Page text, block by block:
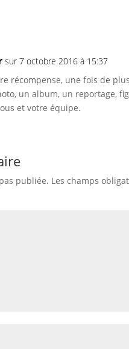
sur 7 octobre 2016 à 15:37
récompense, une fois de
un album, un reportage,
et votre équipe.
publiée. Les champs